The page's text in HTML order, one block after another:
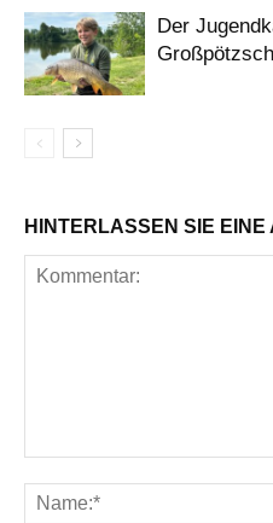
Der
HINTERLASSEN SIE EINE